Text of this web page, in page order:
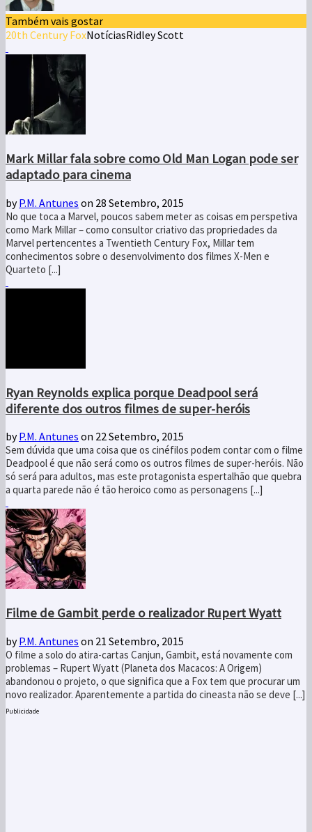
Também vais gostar
20th Century FoxNotíciasRidley Scott
Mark Millar fala sobre como Old Man Logan pode ser
adaptado para cinema
byP.M. Antunes on 28 Setembro, 2015
No que toca a Marvel, poucos sabem meter as coisas em perspetiva
como Mark Millar – como consultor criativo das propriedades da
Marvel pertencentes a Twentieth Century Fox, Millar tem
conhecimentos sobre o desenvolvimento dos filmes X-Men e
Quarteto [...]
Ryan Reynolds explica porque Deadpool será
diferente dos outros filmes de super-heróis
byP.M. Antunes on 22 Setembro, 2015
Sem dúvida que uma coisa que os cinéfilos podem contar com o filme
Deadpool é que não será como os outros filmes de super-heróis. Não
só será para adultos, mas este protagonista espertalhão que quebra
a quarta parede não é tão heroico como as personagens [...]
Filme de Gambit perde o realizador Rupert Wyatt
byP.M. Antunes on 21 Setembro, 2015
O filme a solo do atira-cartas Canjun, Gambit, está novamente com
problemas – Rupert Wyatt (Planeta dos Macacos: A Origem)
abandonou o projeto, o que significa que a Fox tem que procurar um
novo realizador. Aparentemente a partida do cineasta não se deve [...]
Publicidade